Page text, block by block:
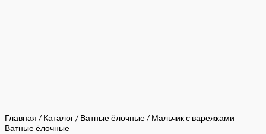
Главная / Каталог/ Ватные ёлочные/ Мальчик с варежками
Ватные ёлочные